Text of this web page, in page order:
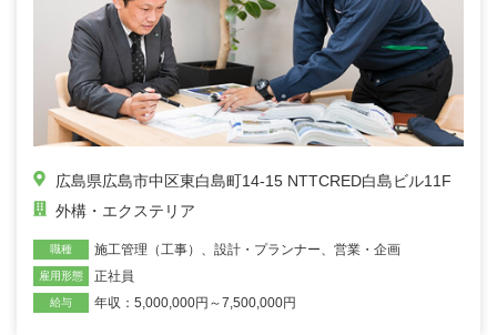
広島県広島市中区東白島町14-15 NTTCRED白島ビル11F
外構・エクステリア
職種 施工管理（工事） 設計・プランナー 営業・企画
雇用形態 正社員
給与 年収：5,000,000円～7,500,000円